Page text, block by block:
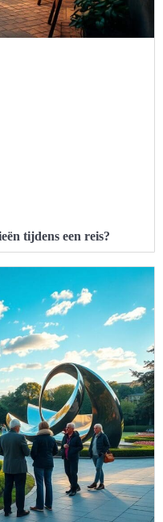
tijdens een reis?